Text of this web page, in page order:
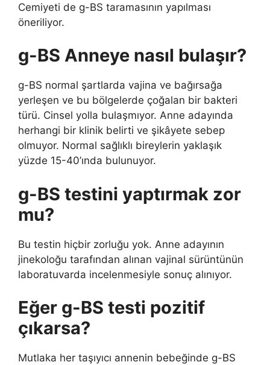
Cemiyeti de g-BS taramasının yapılması
öneriliyor.
g-BS Anneye nasıl bulaşır?
g-BS normal şartlarda vajina ve bağırsağa
yerleşen ve bu bölgelerde çoğalan bir bakteri
türü. Cinsel yolla bulaşmıyor. Anne adayında
herhangi bir klinik belirti ve şikâyete sebep
olmuyor. Normal sağlıklı bireylerin yaklaşık
yüzde 15-40’ında bulunuyor.
g-BS testini yaptırmak zor
mu?
Bu testin hiçbir zorluğu yok. Anne adayının
jinekoloğu tarafından alınan vajinal sürüntünün
laboratuvarda incelenmesiyle sonuç alınıyor.
Eğer g-BS testi pozitif
çıkarsa?
Mutlaka her taşıyıcı annenin bebeğinde g-BS